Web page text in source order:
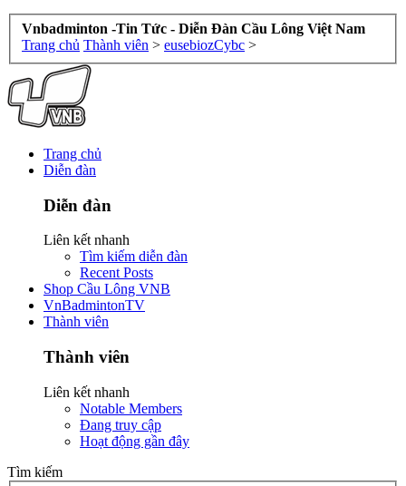
Vnbadminton -Tin Tức - Diễn Đàn Cầu Lông Việt Nam
Trang chủ Thành viên > eusebiozCybc >
Trang chủ
Diễn đàn
Diễn đàn
Liên kết nhanh
Tìm kiếm diễn đàn
Recent Posts
Shop Cầu Lông VNB
VnBadmintonTV
Thành viên
Thành viên
Liên kết nhanh
Notable Members
Đang truy cập
Hoạt động gần đây
Tìm kiếm